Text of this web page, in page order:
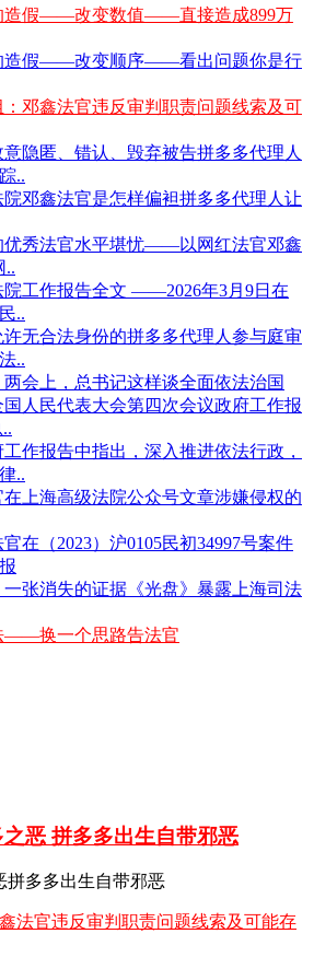
造假——改变数值——直接造成899万
造假——改变顺序——看出问题你是行
邓鑫法官违反审判职责问题线索及可
隐匿、错认、毁弃被告拼多多代理人
..
邓鑫法官是怎样偏袒拼多多代理人让
优秀法官水平堪忧——以网红法官邓鑫
..
院工作报告全文 ——2026年3月9日在
..
无合法身份的拼多多代理人参与庭审
..
会上，总书记这样谈全面依法治国
人民代表大会第四次会议政府工作报
作报告中指出，深入推进依法行政，
..
在上海高级法院公众号文章涉嫌侵权的
在（2023）沪0105民初34997号案件
张消失的证据《光盘》暴露上海司法
——换一个思路告法官
恶 拼多多出生自带邪恶
拼多多出生自带邪恶
法官违反审判职责问题线索及可能存